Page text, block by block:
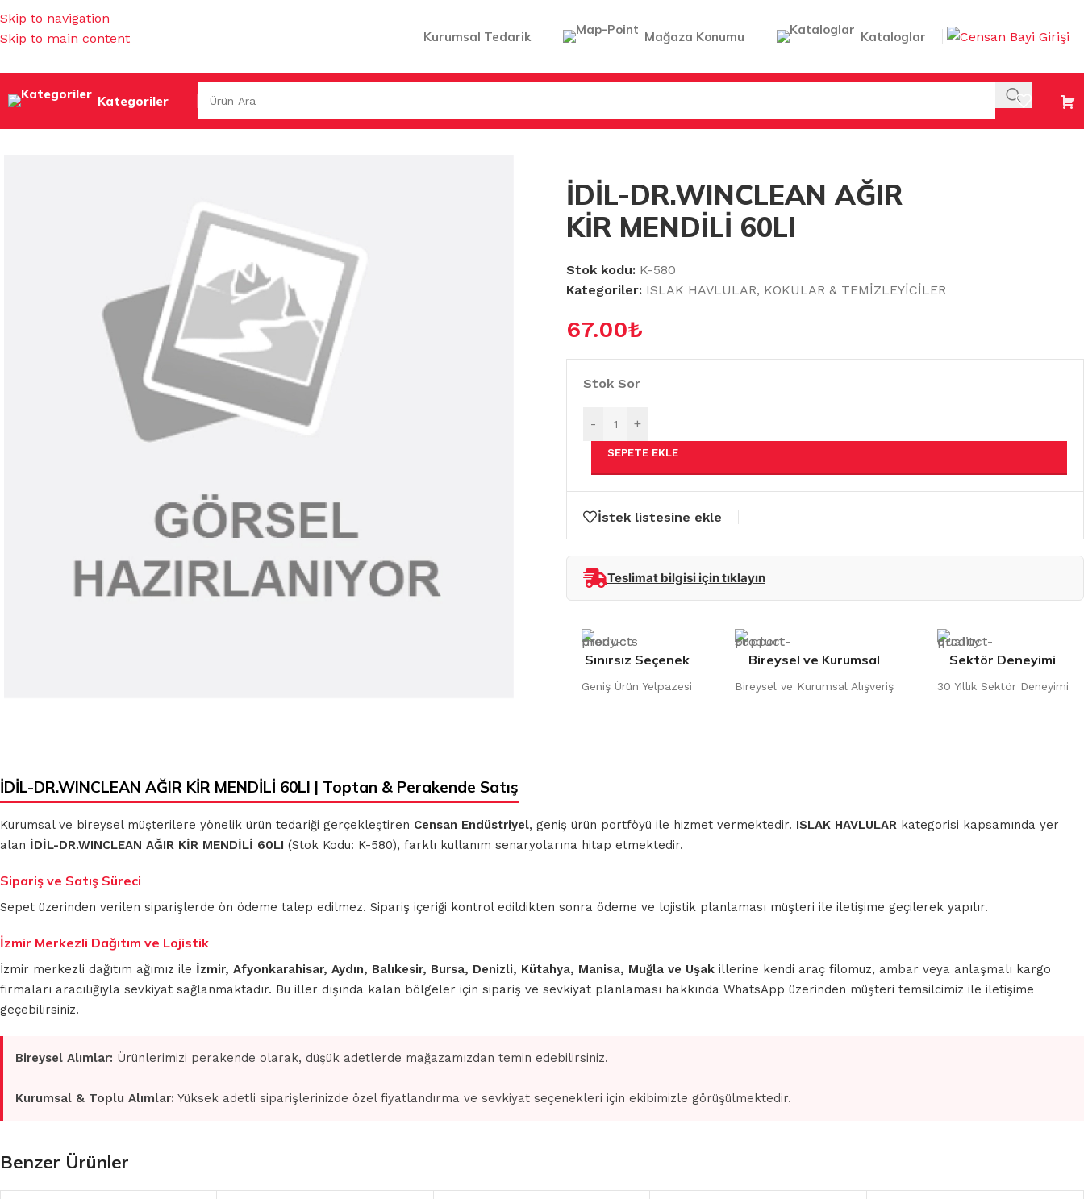
Skip to navigation
Skip to main content
Kurumsal Tedarik Mağaza Konumu Kataloglar
Kategoriler
BEZLER
MUHTELİF
TEMİZLİK
BEZLERİ
TEMİZLİK
MİKROFİBER
OTO GRUBU
KOKULAR & TEMİZLEYİCİLER/ISLAK HAVLULAR/İDİL-DR.WINCLEAN AĞIR KİR MENDİLİ 60LI
İDİL-DR.WINCLEAN AĞIR
KİR MENDİLİ 60LI
Stok kodu: K-580
Kategoriler: ISLAK HAVLULAR, KOKULAR & TEMİZLEYİCİLER
67.00₺
Stok Sor
- +
SEPETE EKLE
İstek listesine ekle
Teslimat bilgisi için tıklayın
Sınırsız Seçenek
Geniş Ürün Yelpazesi
Bireysel ve Kurumsal
Bireysel ve Kurumsal Alışveriş
Sektör Deneyimi
30 Yıllık Sektör Deneyimi
İDİL-DR.WINCLEAN AĞIR KİR MENDİLİ 60LI | Toptan & Perakende Satış
Kurumsal ve bireysel müşterilere yönelik ürün tedariği gerçekleştiren Censan Endüstriyel, geniş ürün portföyü ile hizmet vermektedir. ISLAK HAVLULAR kategorisi kapsamında yer
alan İDİL-DR.WINCLEAN AĞIR KİR MENDİLİ 60LI (Stok Kodu: K-580), farklı kullanım senaryolarına hitap etmektedir.
Sipariş ve Satış Süreci
Sepet üzerinden verilen siparişlerde ön ödeme talep edilmez. Sipariş içeriği kontrol edildikten sonra ödeme ve lojistik planlaması müşteri ile iletişime geçilerek yapılır.
İzmir Merkezli Dağıtım ve Lojistik
İzmir merkezli dağıtım ağımız ile İzmir, Afyonkarahisar, Aydın, Balıkesir, Bursa, Denizli, Kütahya, Manisa, Muğla ve Uşak illerine kendi araç filomuz, ambar veya anlaşmalı kargo
firmaları aracılığıyla sevkiyat sağlanmaktadır. Bu iller dışında kalan bölgeler için sipariş ve sevkiyat planlaması hakkında WhatsApp üzerinden müşteri temsilcimiz ile iletişime
geçebilirsiniz.
Bireysel Alımlar: Ürünlerimizi perakende olarak, düşük adetlerde mağazamızdan temin edebilirsiniz.
Kurumsal & Toplu Alımlar: Yüksek adetli siparişlerinizde özel fiyatlandırma ve sevkiyat seçenekleri için ekibimizle görüşülmektedir.
Benzer Ürünler